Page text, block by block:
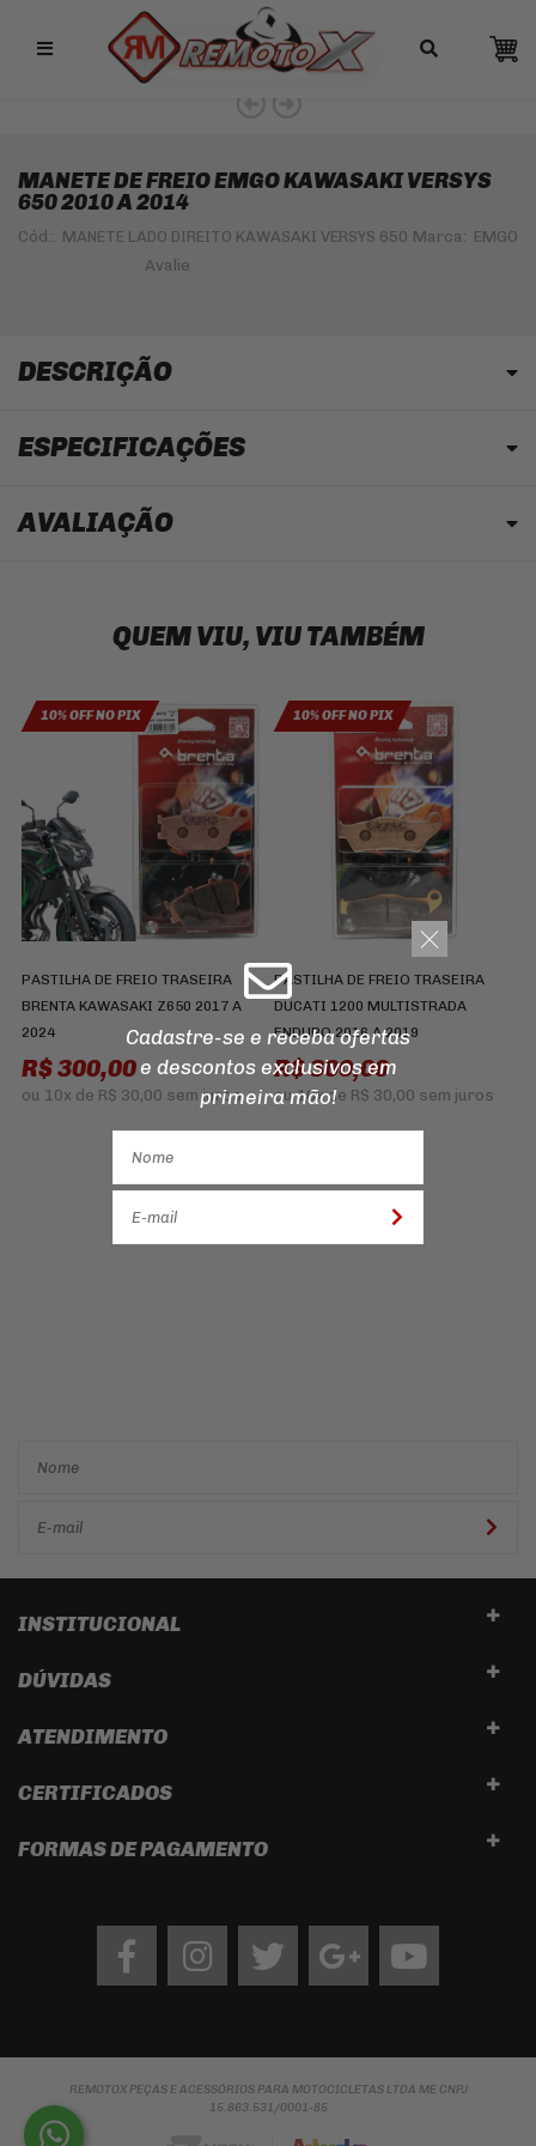
Remotox
MANETE DE FREIO EMGO KAWASAKI VERSYS
650 2010 A 2014
Cód.: MANETE LADO DIREITO KAWASAKI VERSYS 650 Marca: EMGO
DESCRIÇÃO
ESPECIFICAÇÕES
AVALIAÇÃO
QUEM VIU, VIU TAMBÉM
10% OFF NO PIX
PASTILHA DE FREIO TRASEIRA
BRENTA KAWASAKI Z650 2017 A
2024
R$ 300,00
ou 10x de R$ 30,00 sem juros
10% OFF NO PIX
PASTILHA DE FREIO TRASEIRA
DUCATI 1200 MULTISTRADA
ENDURO 2016 A 2019
R$ 300,00
ou10xde R$ 30,00 sem juros
INSTITUCIONAL
DÚVIDAS
ATENDIMENTO
CERTIFICADOS
FORMAS DE PAGAMENTO
FacebookInstagram twitter googleYoutube
REMOTOX PEÇAS E ACESSÓRIOS PARA MOTOCICLETAS LTDA ME CNPJ
15.863.531/0001-85
Cadastre-se e receba ofertas
e descontos exclusivos em
primeira mão!